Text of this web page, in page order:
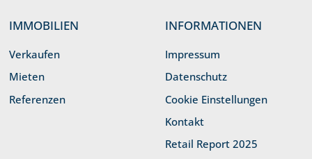
IMMOBILIEN
Verkaufen
Mieten
Referenzen
INFORMATIONEN
Impressum
Datenschutz
Cookie Einstellungen
Kontakt
Retail Report 2025